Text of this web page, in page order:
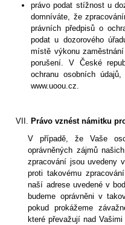
právo podat stížnost u
domníváte, že
právních předpisů o
podat u dozorového
místě výkonu
porušení. V České
ochranu osobních
www.uoou.cz.
Právo vznést námitku
V případě, že Vaše
oprávněných zájmů
zpracování jsou uvedeny
proti takovému
naší adrese uvedené v
budeme oprávněni v
pokud prokážeme
které převažují nad